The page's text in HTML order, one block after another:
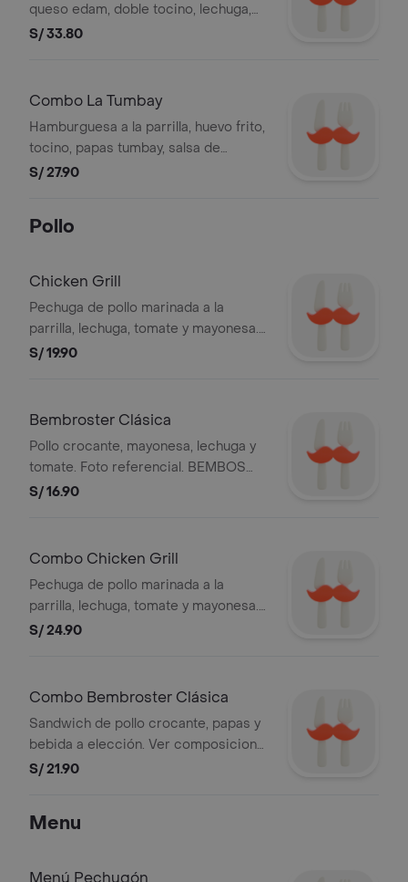
queso edam, doble tocino, lechuga,
tomate, mayonesa, papa mediana y
S/ 33.80
Combo La Tumbay
Hamburguesa a la parrilla, huevo frito,
tocino, papas tumbay, salsa de
chimichurri y lechuga; papa mediana y
S/ 27.90
Pollo
Chicken Grill
Pechuga de pollo marinada a la
parrilla, lechuga, tomate y mayonesa.
BEMBOS S.A.C RUC 20101087647
S/ 19.90
Bembroster Clásica
Pollo crocante, mayonesa, lechuga y
tomate. Foto referencial. BEMBOS
S.A.C RUC 20101087647
S/ 16.90
Combo Chicken Grill
Pechuga de pollo marinada a la
parrilla, lechuga, tomate y mayonesa.
Puedes elegir entre mediana o
S/ 24.90
Combo Bembroster Clásica
Sandwich de pollo crocante, papas y
bebida a elección. Ver composicion
de productos en la sección de pollo.
S/ 21.90
Menu
Menú Pechugón